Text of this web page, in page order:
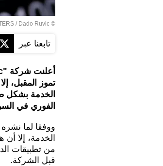
©
/ Dado Ruvic
تابعنا عبر
تموز المقبل،
الخدمة بشكل
الفوري في
ووفقا لما
الخدمة، إلا
من تطبيقات
قبل الشركة.